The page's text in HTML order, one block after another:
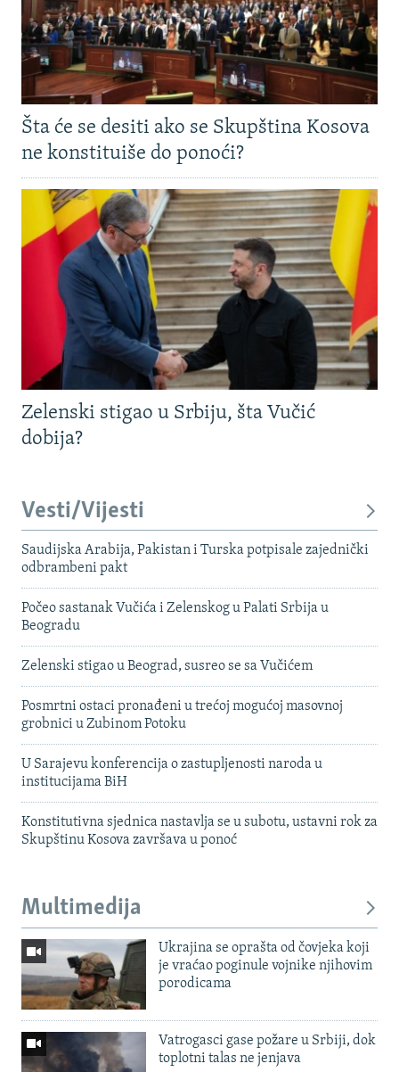
Šta će se desiti ako se Skupština Kosova
ne konstituiše do ponoći?
Zelenski stigao u Srbiju, šta Vučić
dobija?
Vesti/Vijesti
Saudijska Arabija, Pakistan i Turska potpisale zajednički
odbrambeni pakt
Počeo sastanak Vučića i Zelenskog u Palati Srbija u
Beogradu
Zelenski stigao u Beograd, susreo se sa Vučićem
Posmrtni ostaci pronađeni u trećoj mogućoj masovnoj
grobnici u Zubinom Potoku
U Sarajevu konferencija o zastupljenosti naroda u
institucijama BiH
Konstitutivna sjednica nastavlja se u subotu, ustavni rok za
Skupštinu Kosova završava u ponoć
Multimedija
Ukrajina se oprašta od čovjeka koji
je vraćao poginule vojnike njihovim
porodicama
Vatrogasci gase požare u Srbiji, dok
toplotni talas ne jenjava